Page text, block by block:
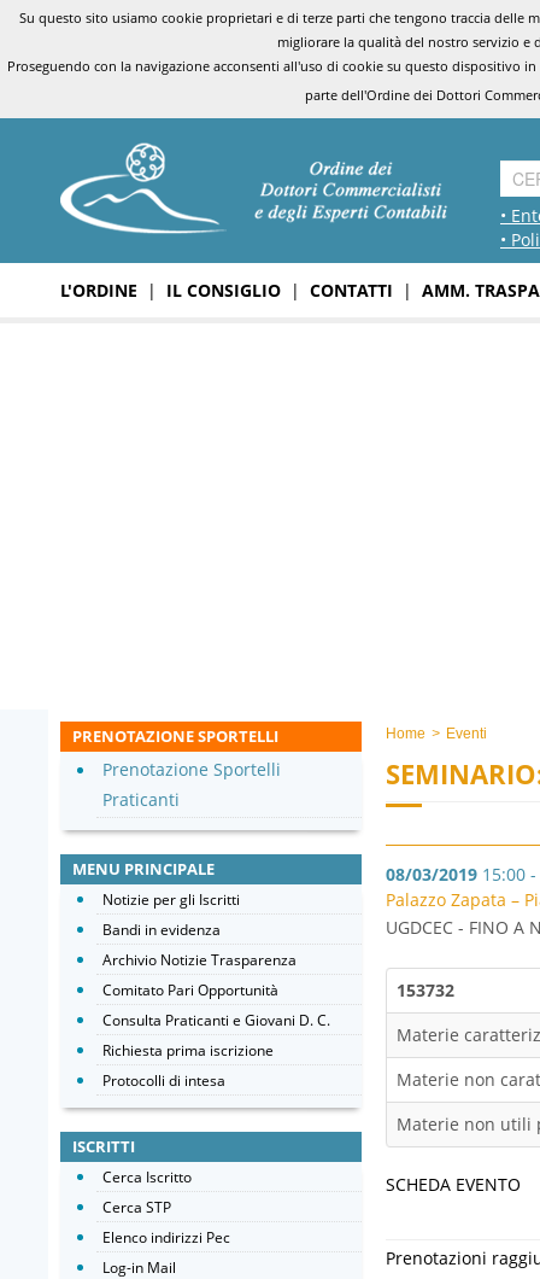
Su questo sito usiamo cookie proprietari e di terze parti che tengono traccia
migliorare la qualità del nostro servizio e
Proseguendo con la navigazione acconsenti all'uso di cookie su questo dispositivo
parte dell'Ordine dei Dottori
•
•
L'ORDINE | IL CONSIGLIO | CONTATTI | AMM.
Home > Eventi
08/03/2019 15:00
Palazzo Zapata –
UGDCEC - FINO A
153732
Materie
Materie non
Materie non utili
SCHEDA EVENTO
Prenotazioni
PRENOTAZIONE SPORTELLI
Prenotazione Sportelli
Praticanti
MENU PRINCIPALE
Notizie per gli Iscritti
Bandi in evidenza
Archivio Notizie Trasparenza
Comitato Pari Opportunità
Consulta Praticanti e Giovani D. C.
Richiesta prima iscrizione
Protocolli di intesa
ISCRITTI
Cerca Iscritto
Cerca STP
Elenco indirizzi Pec
Log-in Mail